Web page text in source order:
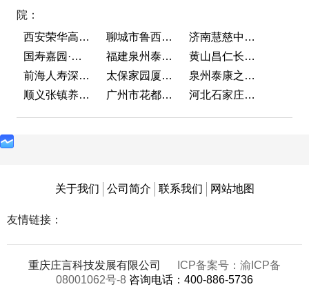
院：
西安荣华高新悦家养老服务有限公司
聊城市鲁西老年护养院
济南慧慈中医康养中心
国寿嘉园·成都乐境
福建泉州泰康之家鲤园
黄山昌仁长者颐养中心
前海人寿深圳幸福之家
太保家园厦门国际颐养社区
泉州泰康之家鲤园
顺义张镇养老照料中心
广州市花都区花山镇敬老院 河北石家庄泰康之家冀园
关于我们 公司简介 联系我们 网站地图
友情链接：
重庆庄言科技发展有限公司
ICP备案号：渝ICP备
08001062号-8 咨询电话：400-886-5736